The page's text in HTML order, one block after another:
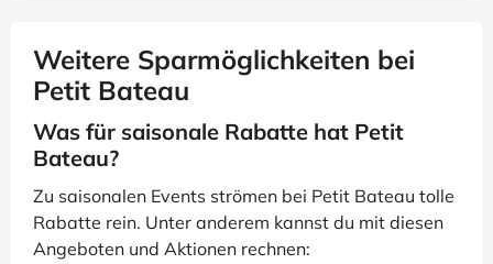
Weitere Sparmöglichkeiten bei
Petit Bateau
Was für saisonale Rabatte hat Petit
Bateau?
Zu saisonalen Events strömen bei Petit Bateau tolle
Rabatte rein. Unter anderem kannst du mit diesen
Angeboten und Aktionen rechnen: